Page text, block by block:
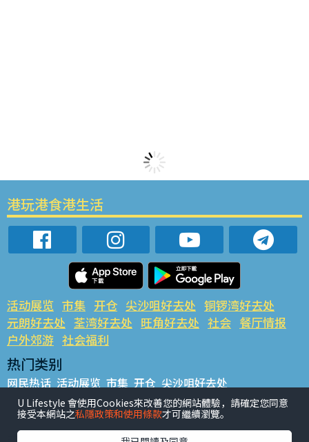
港玩港食港生活
活动展览 市集 开仓 尖沙咀好去处 铜锣湾好去处
元朗好去处 荃湾好去处 旺角好去处 社会 餐厅情报
户外郊游 社会福利
热门类别
网民热话 活动展览 市集 开仓 尖沙咀好去处
铜锣湾好去处 元朗好去处 荃湾好去处 旺角好去处 社会
餐厅情报 户外郊游
U Lifestyle 會使用Cookies來改善您的網站體驗，請確定您同意
接受本網站之私隱政策和使用條款才可繼續瀏覽。